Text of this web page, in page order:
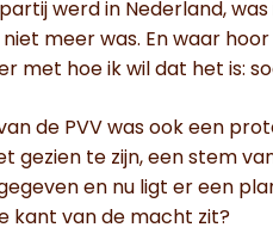
werd in Nederland,
meer was. En waar
met hoe ik wil dat het is:
de PVV was ook een
gezien te zijn, een stem
en nu ligt er een
kant van de macht zit?